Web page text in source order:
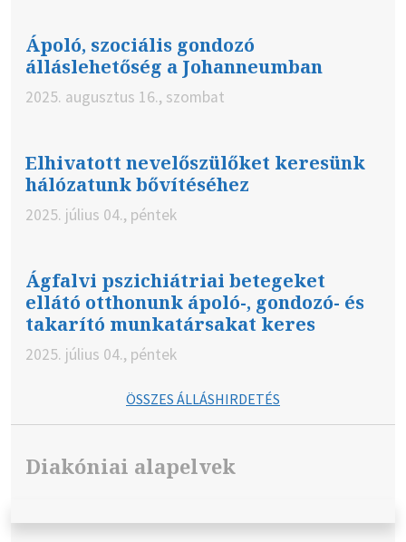
Ápoló, szociális gondozó
álláslehetőség a Johanneumban
2025. augusztus 16., szombat
Elhivatott nevelőszülőket keresünk
hálózatunk bővítéséhez
2025. július 04., péntek
Ágfalvi pszichiátriai betegeket
ellátó otthonunk ápoló-, gondozó- és
takarító munkatársakat keres
2025. július 04., péntek
ÖSSZES ÁLLÁSHIRDETÉS
Diakóniai alapelvek